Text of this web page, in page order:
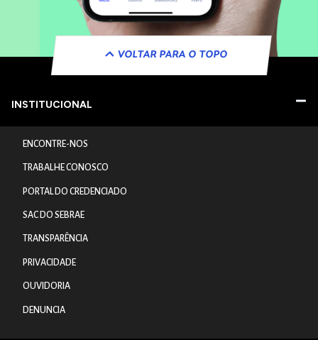
VOLTAR PARA O TOPO
INSTITUCIONAL
ENCONTRE-NOS
TRABALHE CONOSCO
PORTAL DO CREDENCIADO
SAC DO SEBRAE
TRANSPARÊNCIA
PRIVACIDADE
OUVIDORIA
DENUNCIA